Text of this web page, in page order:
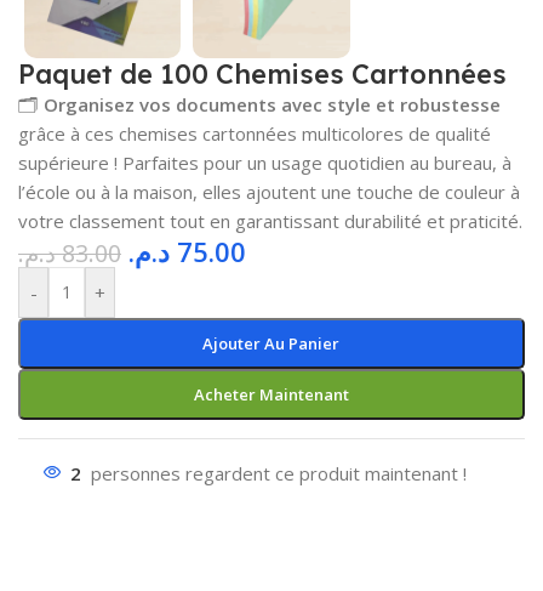
Paquet de 100 Chemises Cartonnées
🗂️ Organisez vos documents avec style et robustesse
grâce à ces chemises cartonnées multicolores de qualité
supérieure ! Parfaites pour un usage quotidien au bureau, à
l’école ou à la maison, elles ajoutent une touche de couleur à
votre classement tout en garantissant durabilité et praticité.
83.00د.م. 75.00 د.م.
- +
Ajouter Au Panier
Acheter Maintenant
2 personnes regardent ce produit maintenant !